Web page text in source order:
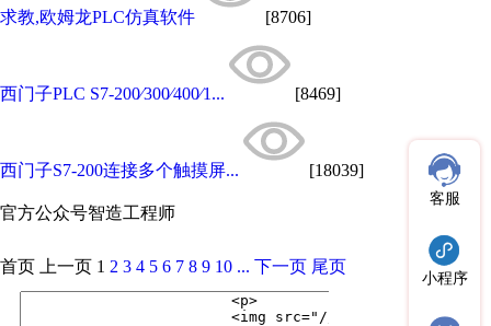
求教,欧姆龙PLC仿真软件 [8706]
西门子PLC S7-200∕300∕400∕1... [8469]
西门子S7-200连接多个触摸屏... [18039]
官方公众号智造工程师
客服
小程序
首页 上一页 1 2 3 4 5 6 7 8 9 10 ... 下一页 尾页